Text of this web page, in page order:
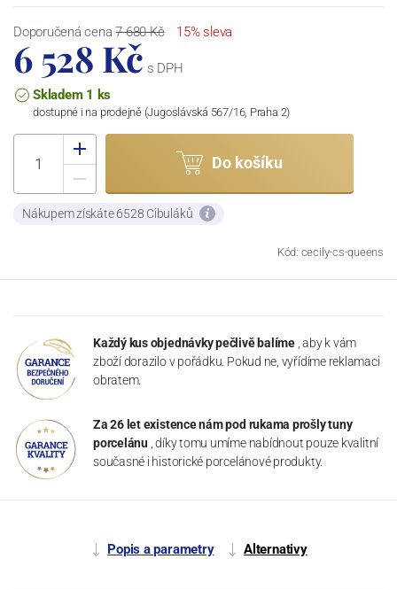
Doporučená cena7 680 Kč 15% sleva
6 528 Kč s DPH
Skladem 1 ks
dostupné i na prodejně (Jugoslávská 567/16, Praha 2)
Do košíku
Nákupem získáte 6528 Cibuláků
Kód: cecily-cs-queens
Každý kus objednávky pečlivě balíme , aby k vám
zboží dorazilo v pořádku. Pokud ne, vyřídíme reklamaci
obratem.
Za 26 let existence nám pod rukama prošly tuny
porcelánu , díky tomu umíme nabídnout pouze kvalitní
současné i historické porcelánové produkty.
Popis a parametry Alternativy